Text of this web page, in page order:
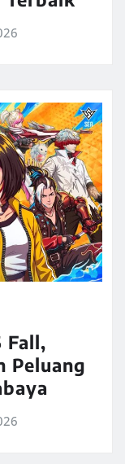
Fall,
Peluang